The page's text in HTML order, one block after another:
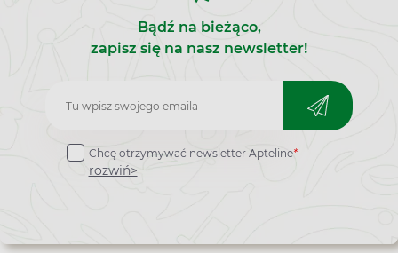
Bądź na bieżąco,
zapisz się na nasz newsletter!
Zapisz
do
newslettera
Chcę otrzymywać newsletter Apteline*
rozwiń>